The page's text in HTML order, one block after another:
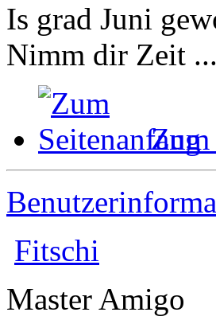
Is grad Juni
Nimm dir Zeit
Zum
Fitschi
Master Amigo